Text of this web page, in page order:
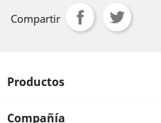
Compartir
Productos
Compañía